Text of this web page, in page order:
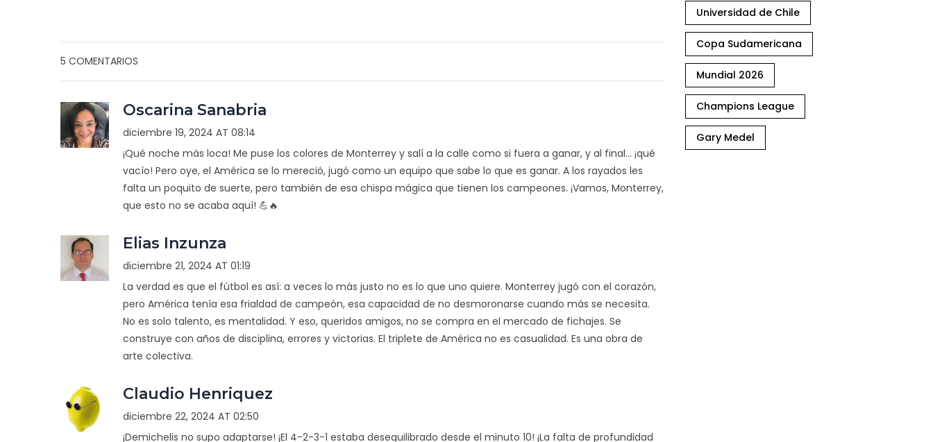
Universidad de Chile
Copa Sudamericana
Mundial 2026
Champions League
Gary Medel
5 COMENTARIOS
Oscarina Sanabria
diciembre 19, 2024 AT 08:14
¡Qué noche más loca! Me puse los colores de Monterrey y salí a la calle como si fuera a ganar, y al final... ¡qué
vacío! Pero oye, el América se lo mereció, jugó como un equipo que sabe lo que es ganar. A los rayados les
falta un poquito de suerte, pero también de esa chispa mágica que tienen los campeones. ¡Vamos, Monterrey,
que esto no se acaba aquí! 💪🔥
Elias Inzunza
diciembre 21, 2024 AT 01:19
La verdad es que el fútbol es así: a veces lo más justo no es lo que uno quiere. Monterrey jugó con el corazón,
pero América tenía esa frialdad de campeón, esa capacidad de no desmoronarse cuando más se necesita.
No es solo talento, es mentalidad. Y eso, queridos amigos, no se compra en el mercado de fichajes. Se
construye con años de disciplina, errores y victorias. El triplete de América no es casualidad. Es una obra de
arte colectiva.
Claudio Henriquez
diciembre 22, 2024 AT 02:50
¡Demichelis no supo adaptarse! ¡El 4-2-3-1 estaba desequilibrado desde el minuto 10! ¡La falta de profundidad